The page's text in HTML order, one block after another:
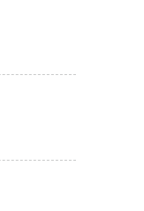
るなどすごく嬉しい